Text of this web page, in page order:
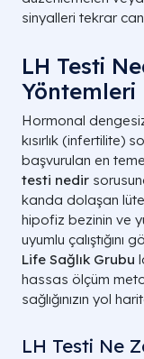
sinyalleri tekrar
LH Testi
Yöntemleri
Hormonal
kısırlık (infertilite)
başvurulan en
testi nedir
kanda dolaşan
hipofiz bezinin ve
uyumlu
Life Sağlık Grubu
hassas ölçüm
sağlığınızın yol
LH Testi Ne